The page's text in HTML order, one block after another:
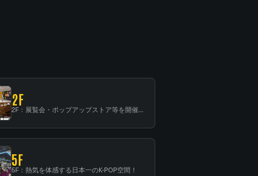
2F
2F：展覧会・ポップアップストア等を開催！大型催事スペース「TOWER SPACE SHIBUYA」
5F
5F：熱気を体感する日本一のK-POP空間！